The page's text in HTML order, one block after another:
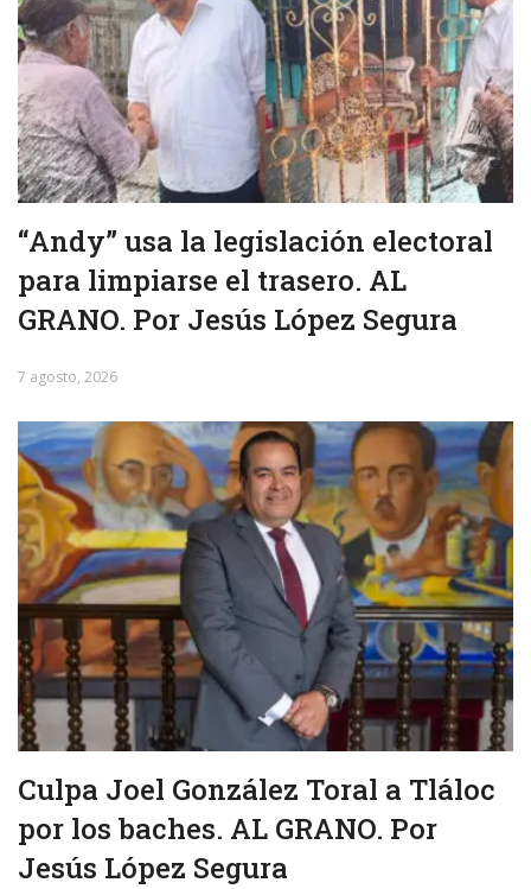
“Andy” usa la legislación electoral
para limpiarse el trasero. AL
GRANO. Por Jesús López Segura
7 agosto, 2026
Culpa Joel González Toral a Tláloc
por los baches. AL GRANO. Por
Jesús López Segura